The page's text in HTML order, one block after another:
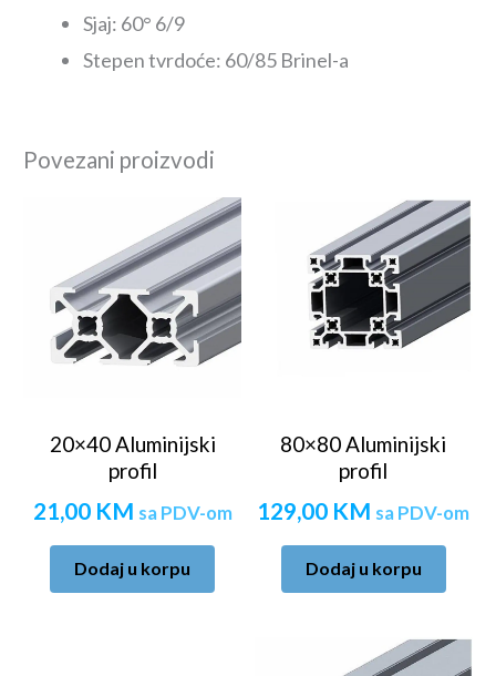
Sjaj: 60° 6/9
Stepen tvrdoće: 60/85 Brinel-a
Povezani proizvodi
20×40 Aluminijski
profil
21,00 KM sa PDV-om
Dodaj u korpu
80×80 Aluminijski
profil
129,00 KM sa PDV-om
Dodaj u korpu